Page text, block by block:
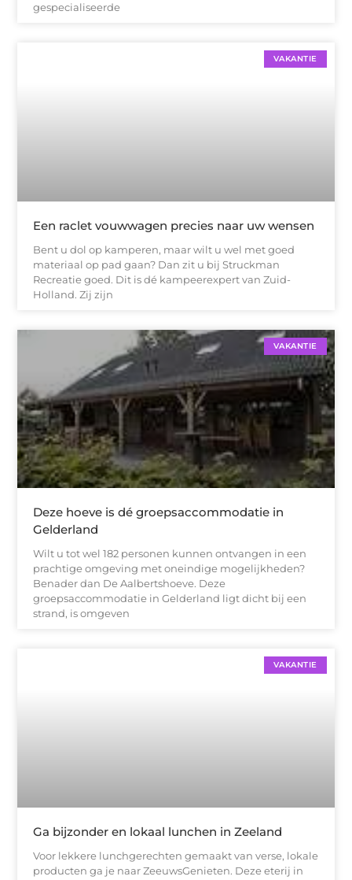
gespecialiseerde
VAKANTIE
Een raclet vouwwagen precies naar uw wensen
Bent u dol op kamperen, maar wilt u wel met goed
materiaal op pad gaan? Dan zit u bij Struckman
Recreatie goed. Dit is dé kampeerexpert van Zuid-
Holland. Zij zijn
VAKANTIE
Deze hoeve is dé groepsaccommodatie in
Gelderland
Wilt u tot wel 182 personen kunnen ontvangen in een
prachtige omgeving met oneindige mogelijkheden?
Benader dan De Aalbertshoeve. Deze
groepsaccommodatie in Gelderland ligt dicht bij een
strand, is omgeven
VAKANTIE
Ga bijzonder en lokaal lunchen in Zeeland
Voor lekkere lunchgerechten gemaakt van verse, lokale
producten ga je naar ZeeuwsGenieten. Deze eterij in